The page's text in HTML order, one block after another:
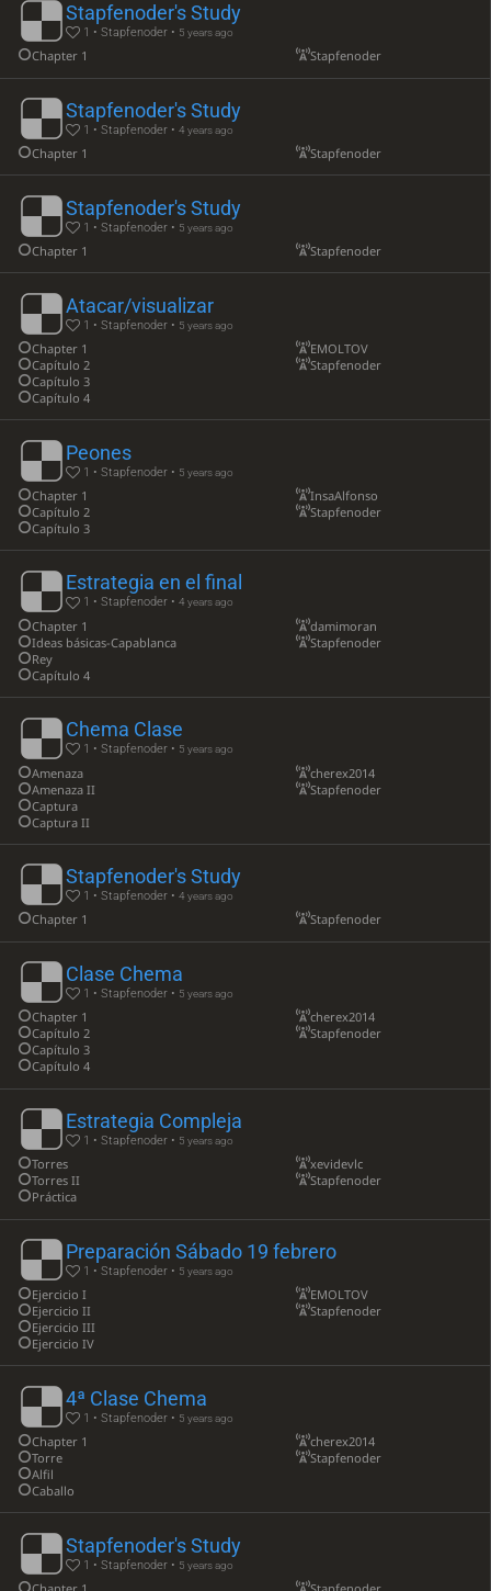
Stapfenoder's Study
1 • Stapfenoder • 5 years ago
Chapter 1 Stapfenoder
Stapfenoder's Study
1 • Stapfenoder •4 years ago
Chapter 1 Stapfenoder
Stapfenoder's Study
1 • Stapfenoder • 5 years ago
Chapter 1 Stapfenoder
Atacar/visualizar
1 • Stapfenoder • 5 years ago
Chapter 1
Capítulo 2
Capítulo 3
Capítulo 4
EMOLTOV
Stapfenoder
Peones
1 • Stapfenoder • 5 years ago
Chapter 1
Capítulo 2
Capítulo 3
InsaAlfonso
Stapfenoder
Estrategia en el final
1 • Stapfenoder •4 years ago
Chapter 1
Ideas básicas-Capablanca
Rey
Capítulo 4
damimoran
Stapfenoder
Chema Clase
1 • Stapfenoder • 5 years ago
Amenaza
Amenaza II
Captura
Captura II
cherex2014
Stapfenoder
Stapfenoder's Study
1 • Stapfenoder •4 years ago
Chapter 1 Stapfenoder
Clase Chema
1 • Stapfenoder • 5 years ago
Chapter 1
Capítulo 2
Capítulo 3
Capítulo 4
cherex2014
Stapfenoder
Estrategia Compleja
1 • Stapfenoder • 5 years ago
Torres
Torres II
Práctica
xevidevlc
Stapfenoder
Preparación Sábado 19 febrero
1 • Stapfenoder • 5 years ago
Ejercicio I
Ejercicio II
Ejercicio III
Ejercicio IV
EMOLTOV
Stapfenoder
4ª Clase Chema
1 • Stapfenoder • 5 years ago
Chapter 1
Torre
Alfil
Caballo
cherex2014
Stapfenoder
Stapfenoder's Study
1 • Stapfenoder • 5 years ago